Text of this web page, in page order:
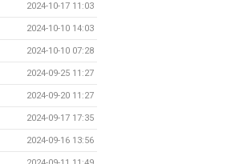
2024-10-17 11:03
2024-10-10 14:03
2024-10-10 07:28
2024-09-25 11:27
2024-09-20 11:27
2024-09-17 17:35
2024-09-16 13:56